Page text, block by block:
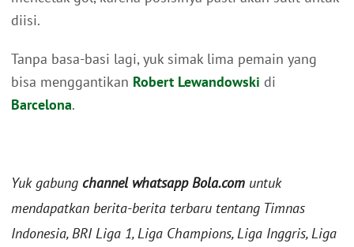
diisi.
Tanpa basa-basi lagi, yuk simak lima pemain yang
bisa menggantikan Robert Lewandowski di
Barcelona.
Yuk gabung channel whatsapp Bola.com untuk
mendapatkan berita-berita terbaru tentang Timnas
Indonesia, BRI Liga 1, Liga Champions, Liga Inggris, Liga